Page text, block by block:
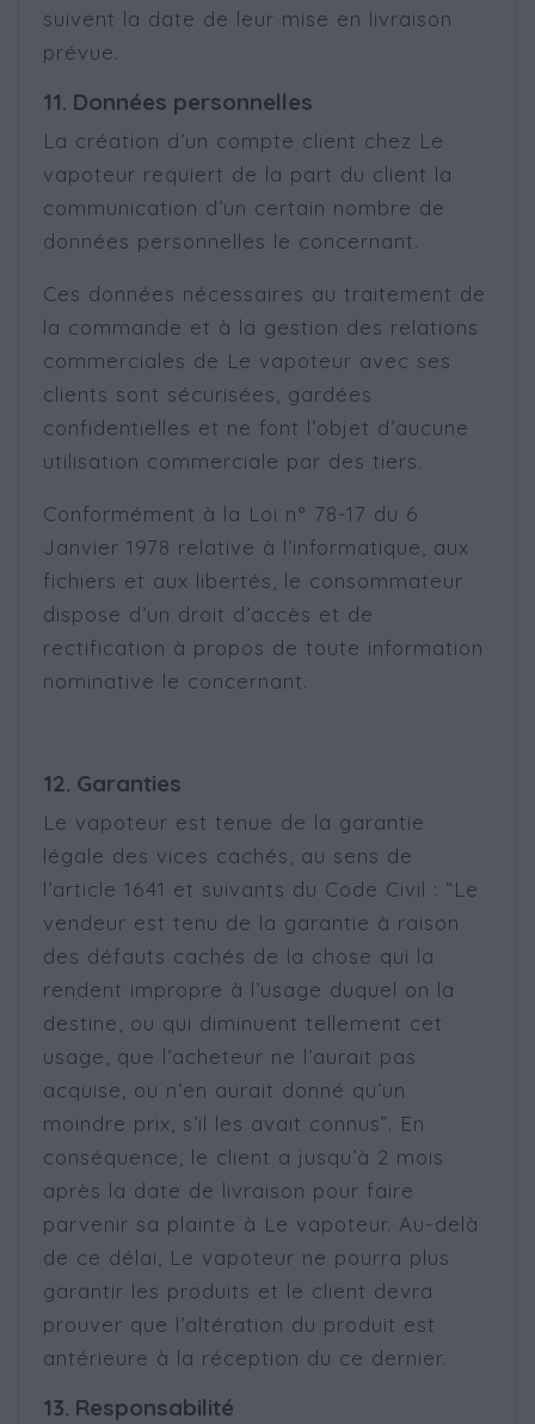
suivent la date de leur mise en livraison
prévue.
11. Données personnelles
La création d’un compte client chez Le
vapoteur requiert de la part du client la
communication d’un certain nombre de
données personnelles le concernant.
Ces données nécessaires au traitement de
la commande et à la gestion des relations
commerciales de Le vapoteur avec ses
clients sont sécurisées, gardées
confidentielles et ne font l’objet d’aucune
utilisation commerciale par des tiers.
Conformément à la Loi n° 78-17 du 6
Janvier 1978 relative à l’informatique, aux
fichiers et aux libertés, le consommateur
dispose d’un droit d’accès et de
rectification à propos de toute information
nominative le concernant.
12. Garanties
Le vapoteur est tenue de la garantie
légale des vices cachés, au sens de
l’article 1641 et suivants du Code Civil : “Le
vendeur est tenu de la garantie à raison
des défauts cachés de la chose qui la
rendent impropre à l’usage duquel on la
destine, ou qui diminuent tellement cet
usage, que l’acheteur ne l’aurait pas
acquise, ou n’en aurait donné qu’un
moindre prix, s’il les avait connus”. En
conséquence, le client a jusqu’à 2 mois
après la date de livraison pour faire
parvenir sa plainte à Le vapoteur. Au-delà
de ce délai, Le vapoteur ne pourra plus
garantir les produits et le client devra
prouver que l’altération du produit est
antérieure à la réception du ce dernier.
13. Responsabilité